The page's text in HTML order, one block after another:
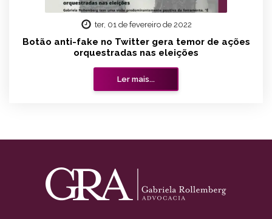
ter, 01 de fevereiro de 2022
Botão anti-fake no Twitter gera temor de ações
orquestradas nas eleições
Ler mais...